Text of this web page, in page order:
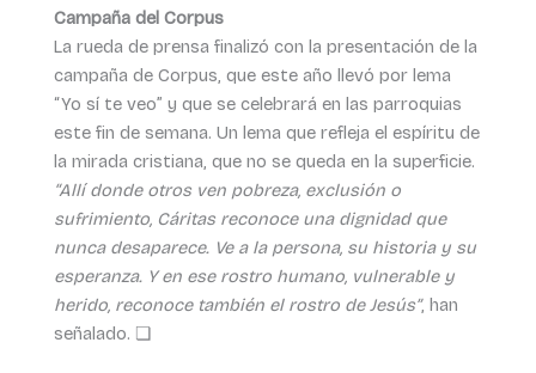
Campaña del Corpus
La rueda de prensa finalizó con la presentación de la
campaña de Corpus, que este año llevó por lema
“Yo sí te veo” y que se celebrará en las parroquias
este fin de semana. Un lema que refleja el espíritu de
la mirada cristiana, que no se queda en la superficie.
“Allí donde otros ven pobreza, exclusión o
sufrimiento, Cáritas reconoce una dignidad que
nunca desaparece. Ve a la persona, su historia y su
esperanza. Y en ese rostro humano, vulnerable y
herido, reconoce también el rostro de Jesús”, han
señalado. ❏